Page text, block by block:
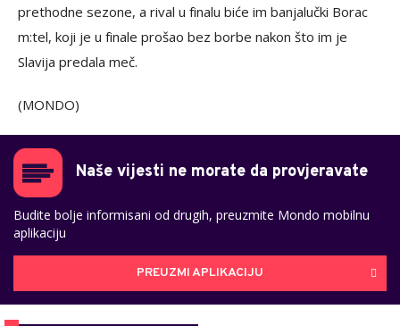
prethodne sezone, a rival u finalu biće im banjalučki Borac
m:tel, koji je u finale prošao bez borbe nakon što im je
Slavija predala meč.
(MONDO)
Naše vijesti ne morate da provjeravate
Budite bolje informisani od drugih, preuzmite Mondo mobilnu
aplikaciju
PREUZMI APLIKACIJU